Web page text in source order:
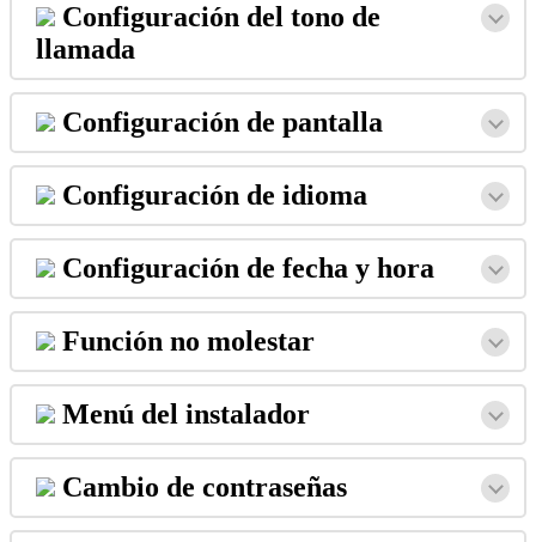
Configuración del tono de
llamada
Configuración de pantalla
Configuración de idioma
Configuración de fecha y hora
Función no molestar
Menú del instalador
Cambio de contraseñas